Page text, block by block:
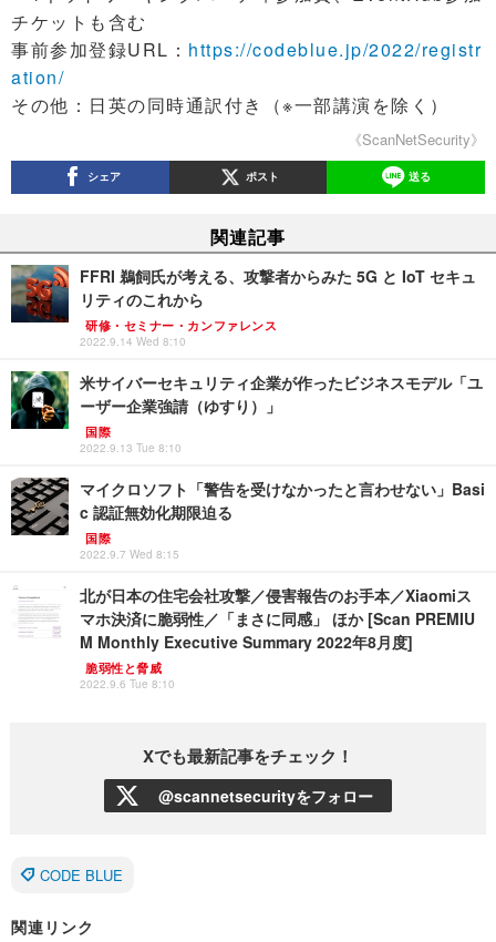
チケットも含む
事前参加登録URL： https://codeblue.jp/2022/registr
ation/
その他：日英の同時通訳付き（※一部講演を除く）
《ScanNetSecurity》
シェア ポスト 送る
関連記事
FFRI 鵜飼氏が考える、攻撃者からみた 5G と IoT セキュ
リティのこれから
研修・セミナー・カンファレンス
2022.9.14 Wed 8:10
米サイバーセキュリティ企業が作ったビジネスモデル「ユ
ーザー企業強請（ゆすり）」
国際
2022.9.13 Tue 8:10
マイクロソフト「警告を受けなかったと言わせない」Basi
c 認証無効化期限迫る
国際
2022.9.7 Wed 8:15
北が日本の住宅会社攻撃／侵害報告のお手本／Xiaomiス
マホ決済に脆弱性／「まさに同感」 ほか [Scan PREMIU
M Monthly Executive Summary 2022年8月度]
脆弱性と脅威
2022.9.6 Tue 8:10
Xでも最新記事をチェック！
@scannetsecurityをフォロー
CODE BLUE
関連リンク